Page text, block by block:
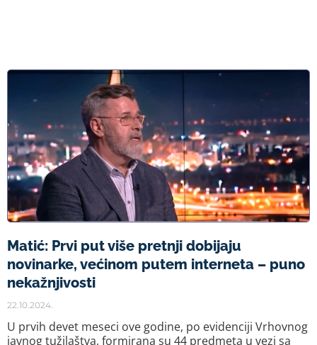
Matić: Prvi put više pretnji dobijaju
novinarke, većinom putem interneta – puno
nekažnjivosti
22.10.2024.
U prvih devet meseci ove godine, po evidenciji Vrhovnog
javnog tužilaštva, formirana su 44 predmeta u vezi sa